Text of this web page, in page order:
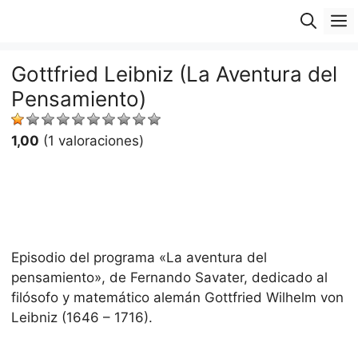
Gottfried Leibniz (La Aventura del
Pensamiento)
1,00 (1 valoraciones)
Episodio del programa «La aventura del
pensamiento», de Fernando Savater, dedicado al
filósofo y matemático alemán Gottfried Wilhelm von
Leibniz (1646 – 1716).